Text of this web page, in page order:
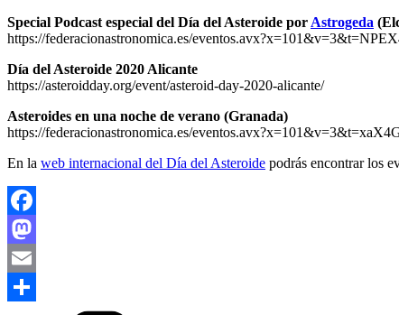
Special Podcast especial del Día del Asteroide por Astrogeda
https://federacionastronomica.es/
Día del Asteroide 2020 Alicante
https://asteroidday.org/event/asteroid-day-2020-alicante/
Asteroides en una noche de verano (Granada)
https://federacionastronomica.es/
En la web internacional del Día del Asteroide podrás encontrar los
Facebook
Mastodon
Email